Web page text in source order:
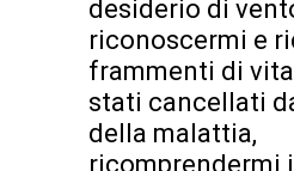
desiderio di
riconoscermi e
frammenti di
stati cancellati
della malattia,
ricomprendermi